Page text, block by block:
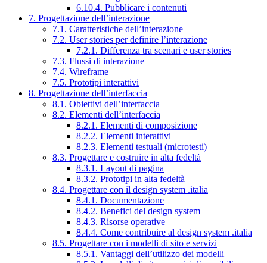
6.10.4. Pubblicare i contenuti
7. Progettazione dell’interazione
7.1. Caratteristiche dell’interazione
7.2. User stories per definire l’interazione
7.2.1. Differenza tra scenari e user stories
7.3. Flussi di interazione
7.4. Wireframe
7.5. Prototipi interattivi
8. Progettazione dell’interfaccia
8.1. Obiettivi dell’interfaccia
8.2. Elementi dell’interfaccia
8.2.1. Elementi di composizione
8.2.2. Elementi interattivi
8.2.3. Elementi testuali (microtesti)
8.3. Progettare e costruire in alta fedeltà
8.3.1. Layout di pagina
8.3.2. Prototipi in alta fedeltà
8.4. Progettare con il design system .italia
8.4.1. Documentazione
8.4.2. Benefici del design system
8.4.3. Risorse operative
8.4.4. Come contribuire al design system .italia
8.5. Progettare con i modelli di sito e servizi
8.5.1. Vantaggi dell’utilizzo dei modelli